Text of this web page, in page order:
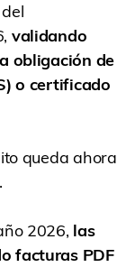
validando
obligación de
o certificado
queda ahora
.
2026, las
facturas PDF